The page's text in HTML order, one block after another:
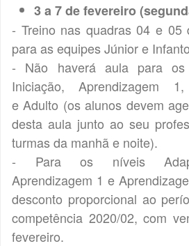
3 a 7 de fevereiro
- Treino nas quadras 04 e 05
para as equipes Júnior e
- Não haverá aula para os
Iniciação, Aprendizagem
e Adulto (os alunos devem
desta aula junto ao seu
turmas da manhã e noite).
- Para os níveis
Aprendizagem 1 e
desconto proporcional ao
competência 2020/02, com
fevereiro.